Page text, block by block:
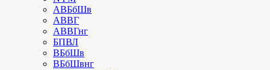
АВБбШв
АВВГ
АВВГнг
БПВЛ
ВБбШв
ВБбШвнг